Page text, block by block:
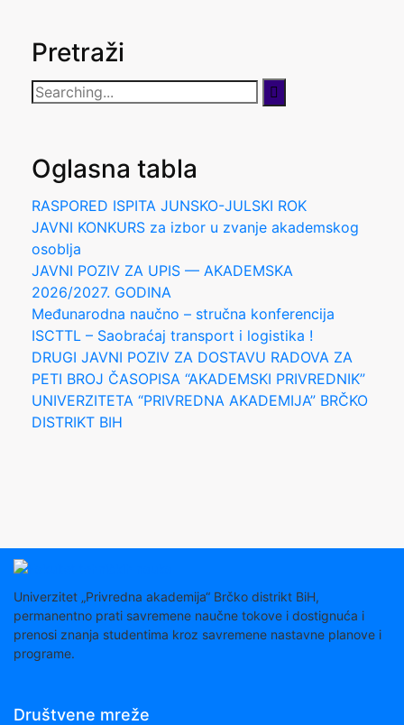
Pretraži
Search
Oglasna tabla
RASPORED ISPITA JUNSKO-JULSKI ROK
JAVNI KONKURS za izbor u zvanje akademskog
osoblja
JAVNI POZIV ZA UPIS — AKADEMSKA
2026/2027. GODINA
Međunarodna naučno – stručna konferencija
ISCTTL – Saobraćaj transport i logistika !
DRUGI JAVNI POZIV ZA DOSTAVU RADOVA ZA
PETI BROJ ČASOPISA “AKADEMSKI PRIVREDNIK”
UNIVERZITETA “PRIVREDNA AKADEMIJA” BRČKO
DISTRIKT BIH
Univerzitet „Privredna akademija“ Brčko distrikt BiH,
permanentno prati savremene naučne tokove i dostignuća i
prenosi znanja studentima kroz savremene nastavne planove i
programe.
Društvene mreže